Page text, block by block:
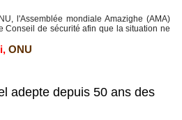
l'Assemblée mondiale Amazighe (AMA)
Conseil de sécurité afin que la situation ne
, ONU
adepte depuis 50 ans des